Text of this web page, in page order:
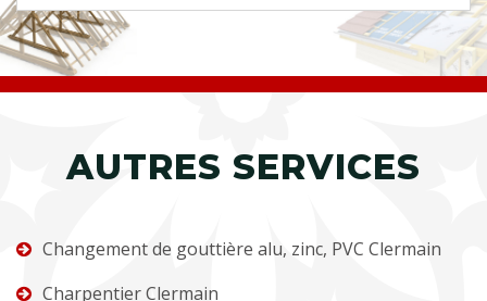
AUTRES SERVICES
Changement de gouttière alu, zinc, PVC Clermain
Charpentier Clermain